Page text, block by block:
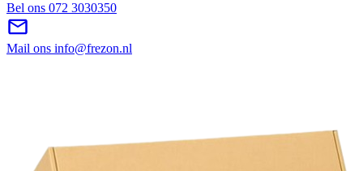
Bel ons 072 3030350
Mail ons info@frezon.nl